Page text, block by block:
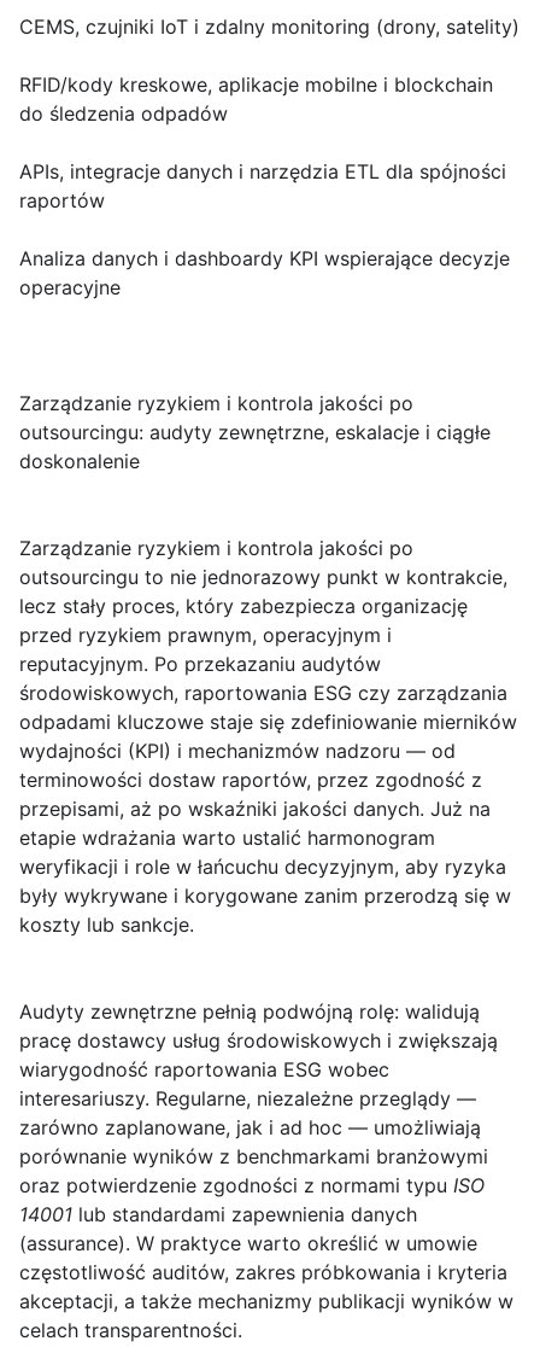
CEMS, czujniki IoT i zdalny monitoring (drony, satelity)
RFID/kody kreskowe, aplikacje mobilne i blockchain
do śledzenia odpadów
APIs, integracje danych i narzędzia ETL dla spójności
raportów
Analiza danych i dashboardy KPI wspierające decyzje
operacyjne
Zarządzanie ryzykiem i kontrola jakości po
outsourcingu: audyty zewnętrzne, eskalacje i ciągłe
doskonalenie
Zarządzanie ryzykiem i kontrola jakości po
outsourcingu to nie jednorazowy punkt w kontrakcie,
lecz stały proces, który zabezpiecza organizację
przed ryzykiem prawnym, operacyjnym i
reputacyjnym. Po przekazaniu audytów
środowiskowych, raportowania ESG czy zarządzania
odpadami kluczowe staje się zdefiniowanie mierników
wydajności (KPI) i mechanizmów nadzoru — od
terminowości dostaw raportów, przez zgodność z
przepisami, aż po wskaźniki jakości danych. Już na
etapie wdrażania warto ustalić harmonogram
weryfikacji i role w łańcuchu decyzyjnym, aby ryzyka
były wykrywane i korygowane zanim przerodzą się w
koszty lub sankcje.
Audyty zewnętrzne pełnią podwójną rolę: walidują
pracę dostawcy usług środowiskowych i zwiększają
wiarygodność raportowania ESG wobec
interesariuszy. Regularne, niezależne przeglądy —
zarówno zaplanowane, jak i ad hoc — umożliwiają
porównanie wyników z benchmarkami branżowymi
oraz potwierdzenie zgodności z normami typu ISO
14001 lub standardami zapewnienia danych
(assurance). W praktyce warto określić w umowie
częstotliwość auditów, zakres próbkowania i kryteria
akceptacji, a także mechanizmy publikacji wyników w
celach transparentności.